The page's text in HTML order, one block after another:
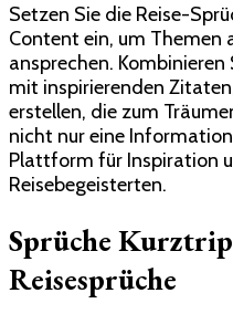
Setzen Sie die Reise-
Content ein, um Themen
ansprechen.
mit inspirierenden
erstellen, die zum
nicht nur eine
Plattform für Inspiration
Reisebegeisterten.
Sprüche
Reisesprüche